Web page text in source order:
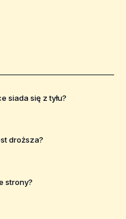
siada się z tyłu?
droższa?
strony?